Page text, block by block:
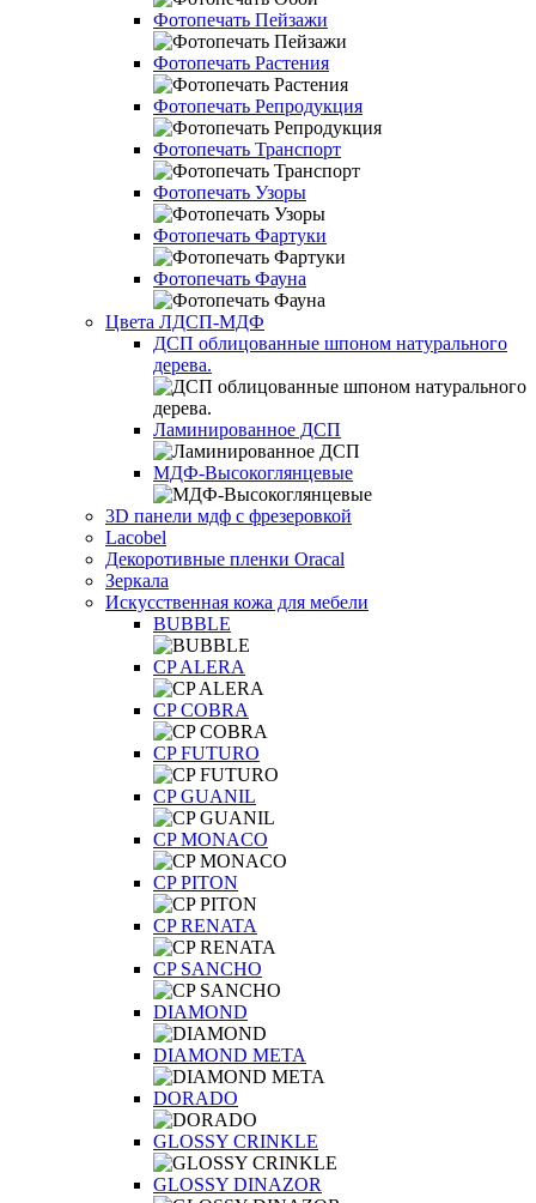
Фотопечать Пейзажи
Фотопечать Растения
Фотопечать Репродукция
Фотопечать Транспорт
Фотопечать Узоры
Фотопечать Фартуки
Фотопечать Фауна
Цвета ЛДСП-МДФ
ДСП облицованные шпоном натурального
дерева.
Ламинированное ДСП
МДФ-Высокоглянцевые
3D панели мдф с фрезеровкой
Lacobel
Декоротивные пленки Oracal
Зеркала
Искусственная кожа для мебели
BUBBLE
CP ALERA
CP COBRA
CP FUTURO
CP GUANIL
CP MONACO
CP PITON
CP RENATA
CP SANCHO
DIAMOND
DIAMOND META
DORADO
GLOSSY CRINKLE
GLOSSY DINAZOR